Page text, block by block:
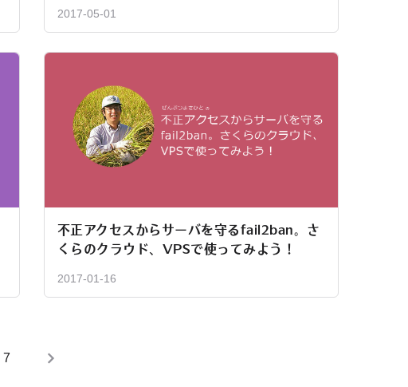
2017-05-01
不正アクセスからサーバを守るfail2ban。さ
くらのクラウド、VPSで使ってみよう！
2017-01-16
7